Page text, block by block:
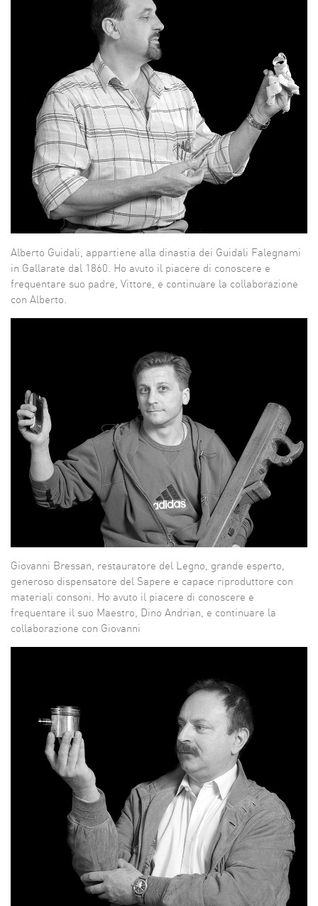
Alberto Guidali, appartiene alla dinastia dei Guidali Falegnami
in Gallarate dal 1860. Ho avuto il piacere di conoscere e
frequentare suo padre, Vittore, e continuare la collaborazione
con Alberto.
Giovanni Bressan, restauratore del Legno, grande esperto,
generoso dispensatore del Sapere e capace riproduttore con
materiali consoni. Ho avuto il piacere di conoscere e
frequentare il suo Maestro, Dino Andrian, e continuare la
collaborazione con Giovanni